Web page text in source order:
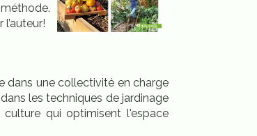
dans une collectivité en charge
les techniques de jardinage
qui optimisent l'espace